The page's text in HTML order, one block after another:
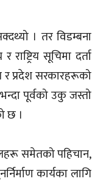
। तर विडम्बना
सूचिमा दर्ता
र प्रदेश सरकारहरूको
पूर्वको उकु जस्तो
छ ।
समेतको पहिचान,
कार्यका लागि